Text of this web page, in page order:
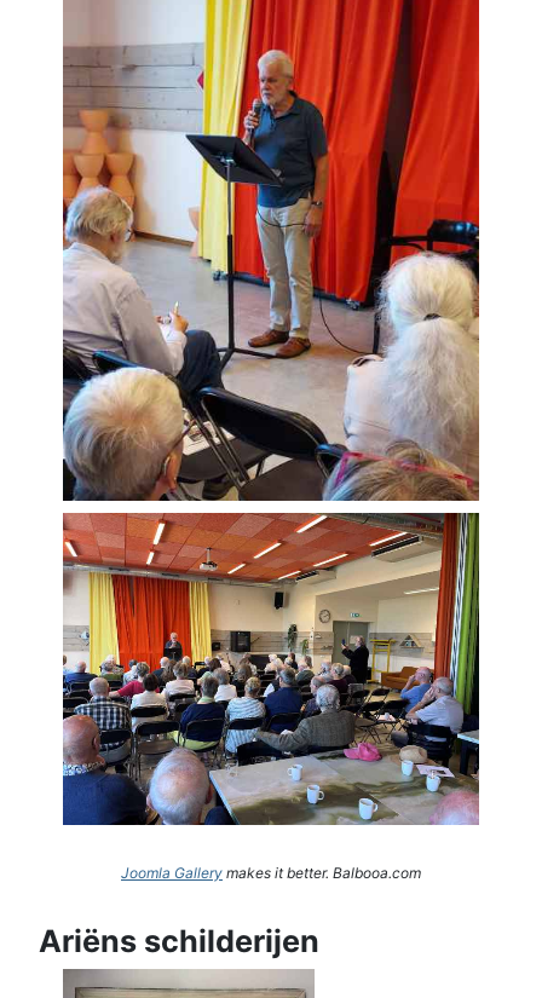
Joomla Gallery makes it better. Balbooa.com
Ariëns schilderijen